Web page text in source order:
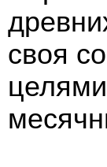
своя